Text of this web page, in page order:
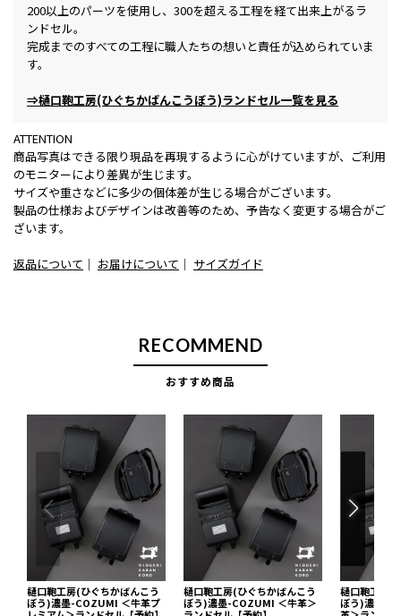
200以上のパーツを使用し、300を超える工程を経て出来上がるラ
ンドセル。
完成までのすべての工程に職人たちの想いと責任が込められていま
す。
⇒樋口鞄工房(ひぐちかばんこうぼう)ランドセル一覧を見る
ATTENTION
商品写真はできる限り現品を再現するように心がけていますが、ご利用
のモニターにより差異が生じます。
サイズや重さなどに多少の個体差が生じる場合がございます。
製品の仕様およびデザインは改善等のため、予告なく変更する場合がご
ざいます。
返品について ｜ お届けについて ｜ サイズガイド
RECOMMEND
おすすめ商品
樋口鞄工房(ひぐちかばんこう
ぼう)濃墨-COZUMI ＜牛革プ
樋口鞄工房(ひぐちかばんこう
ぼう)濃墨-COZUMI ＜牛革＞
樋口鞄工房(
ぼう)濃墨-